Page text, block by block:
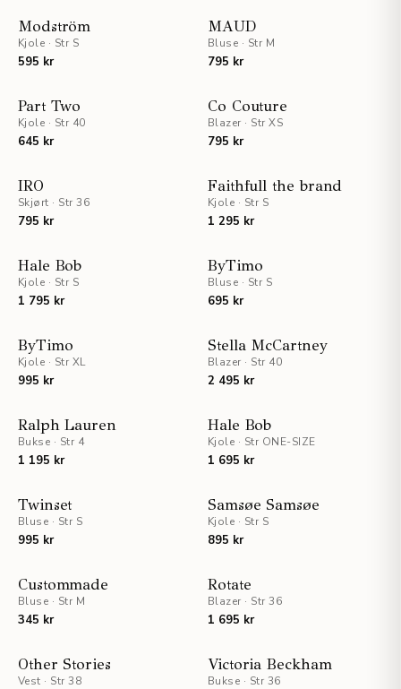
Modström
Kjole · Str S
595 kr
MAUD
Bluse · Str M
795 kr
Part Two
Kjole · Str 40
645 kr
Co Couture
Blazer · Str XS
795 kr
IRO
Skjørt · Str 36
795 kr
Faithfull the brand
Kjole · Str S
1 295 kr
Hale Bob
Kjole · Str S
1 795 kr
ByTimo
Bluse · Str S
695 kr
ByTimo
Kjole · Str XL
995 kr
Stella McCartney
Blazer · Str 40
2 495 kr
Ralph Lauren
Bukse · Str 4
1 195 kr
Hale Bob
Kjole · Str ONE-SIZE
1 695 kr
Twinset
Bluse · Str S
995 kr
Samsøe Samsøe
Kjole · Str S
895 kr
Custommade
Bluse · Str M
345 kr
Rotate
Blazer · Str 36
1 695 kr
Other Stories
Vest · Str 38
Victoria Beckham
Bukse · Str 36